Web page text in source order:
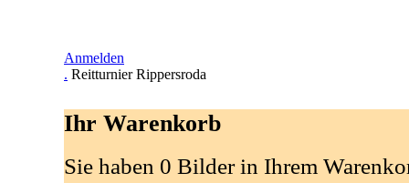
Anmelden
. Reitturnier Rippersroda
Ihr Warenkorb
Sie haben 0 Bilder in Ihrem